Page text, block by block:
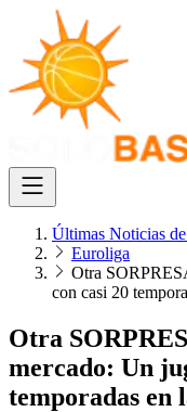
Últimas Noticias
Euroliga
Otra
con casi 20
Otra
mercado: Un
temporadas en